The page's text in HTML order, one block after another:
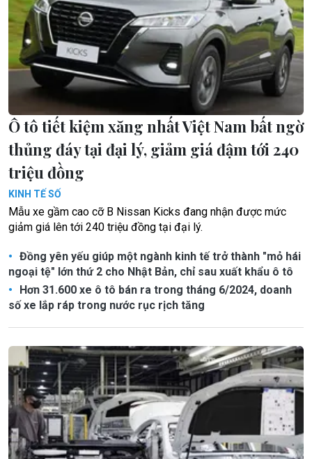
Ô tô tiết kiệm xăng nhất Việt Nam bất ngờ
thủng đáy tại đại lý, giảm giá đậm tới 240
triệu đồng
KINH TẾ SỐ
Mẫu xe gầm cao cỡ B Nissan Kicks đang nhận được mức
giảm giá lên tới 240 triệu đồng tại đại lý.
Đồng yên yếu giúp một ngành kinh tế trở thành "mỏ hái
ngoại tệ" lớn thứ 2 cho Nhật Bản, chỉ sau xuất khẩu ô tô
Hơn 31.600 xe ô tô bán ra trong tháng 6/2024, doanh
số xe lắp ráp trong nước rục rịch tăng